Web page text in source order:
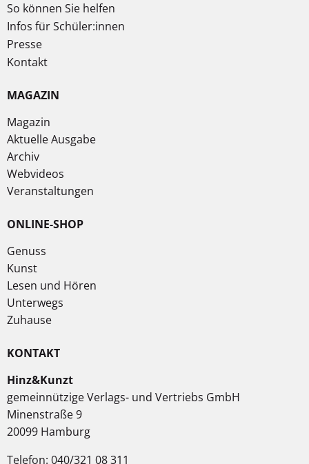
So können Sie helfen
Infos für Schüler:innen
Presse
Kontakt
MAGAZIN
Magazin
Aktuelle Ausgabe
Archiv
Webvideos
Veranstaltungen
ONLINE-SHOP
Genuss
Kunst
Lesen und Hören
Unterwegs
Zuhause
KONTAKT
Hinz&Kunzt
gemeinnützige Verlags- und Vertriebs GmbH
Minenstraße 9
20099 Hamburg
Telefon: 040/321 08 311